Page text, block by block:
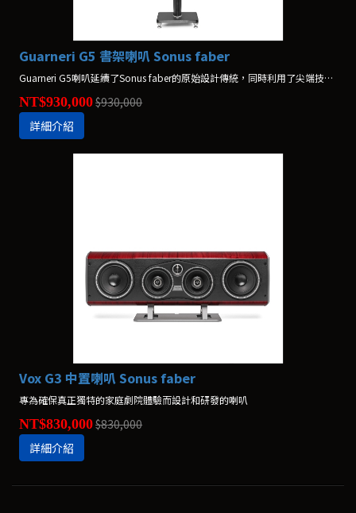
Guarneri G5 書架喇叭 Sonus faber
Guarneri G5喇叭延續了Sonus faber的原始設計傳統，同時利用了尖端技術的力量。Guarneri G5喇叭配備了新的中低音喇叭，可減少共振並提供細膩的聲學細節。新的分頻器技術降低了底噪，並消除了背景噪聲，提供具有現場表演時間感和層次的三維聲音。
NT$930,000$930,000
詳細介紹
Vox G3 中置喇叭 Sonus faber
專為確保真正獨特的家庭劇院體驗而設計和研發的喇叭
NT$830,000$830,000
詳細介紹